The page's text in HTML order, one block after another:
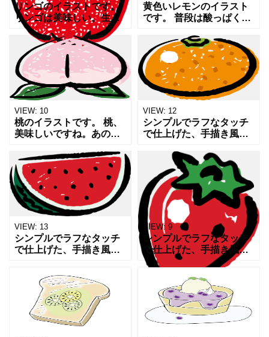
リンゴのイラストです。
リンゴは美味しい。生で
食べるのはもちろんのこ
と火を通すとなんであん
なに美味しくなるのでし
ょう。 切ったリンゴに砂
糖とレモン汁をかけてレ
ン
黄色いレモンのイラスト
です。 普段は酸っぱくて
が、極限まで疲れ果てた
時に齧るとまるで蜜柑の
ように平気で食べられた
りします。 人間の体って
不思
VIEW: 10
桃のイラストです。 桃、
美味しいですね。あの優
包まれた白い果肉。 ほと
ばしる果汁。 たまりませ
ん。 繊細で傷みやすいの
と値段が高いのが困り
VIEW: 12
シンプルでラフなタッチ
で仕上げた、手描き風の
です。 堅苦しくなく可愛
くなり過ぎない勢いのあ
るイメージで使い勝手が
よいと思いますので 色々
な
VIEW: 13
シンプルでラフなタッチ
で仕上げた、手描き風の
くなり過ぎない勢いのあ
るイメージで使い勝手が
よいと思いますので 色々
VIEW: 9
シンプルでラフなタッチ
で仕上げた、手描き風の
線画イラストのシリーズ
くなり過ぎない勢いのあ
るイメージで使い勝手が
よいと思いますので 色々
な